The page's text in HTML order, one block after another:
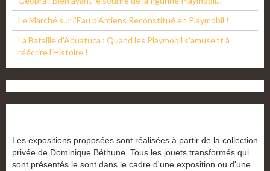
Le Marché sur l'Eau d'Amiens Reconstitué en Playmobil !
La Bataille d'Aduatuca : Quand les Playmobil s'amusent à
réécrire l'Histoire !
Les expositions proposées sont réalisées à partir de la collection
privée de Dominique Béthune. Tous les jouets transformés qui
sont présentés le sont dans le cadre d'une exposition ou d'une